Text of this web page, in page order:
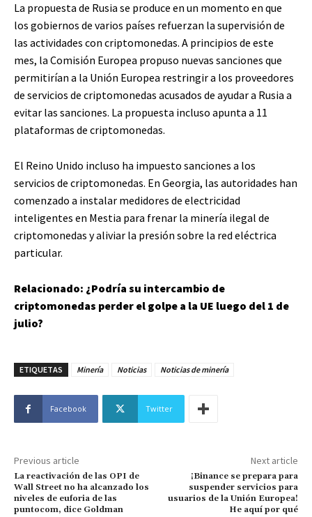
La propuesta de Rusia se produce en un momento en que
los gobiernos de varios países refuerzan la supervisión de
las actividades con criptomonedas. A principios de este
mes, la Comisión Europea propuso nuevas sanciones que
permitirían a la Unión Europea restringir a los proveedores
de servicios de criptomonedas acusados ​​de ayudar a Rusia a
evitar las sanciones. La propuesta incluso apunta a 11
plataformas de criptomonedas.
El Reino Unido incluso ha impuesto sanciones a los
servicios de criptomonedas. En Georgia, las autoridades han
comenzado a instalar medidores de electricidad
inteligentes en Mestia para frenar la minería ilegal de
criptomonedas y aliviar la presión sobre la red eléctrica
particular.
Relacionado: ¿Podría su intercambio de
criptomonedas perder el golpe a la UE luego del 1 de
julio?
ETIQUETAS Minería Noticias Noticias de minería
Facebook Twitter
Previous article
La reactivación de las OPI de
Wall Street no ha alcanzado los
niveles de euforia de las
puntocom, dice Goldman
Next article
¡Binance se prepara para
suspender servicios para
usuarios de la Unión Europea!
He aquí por qué